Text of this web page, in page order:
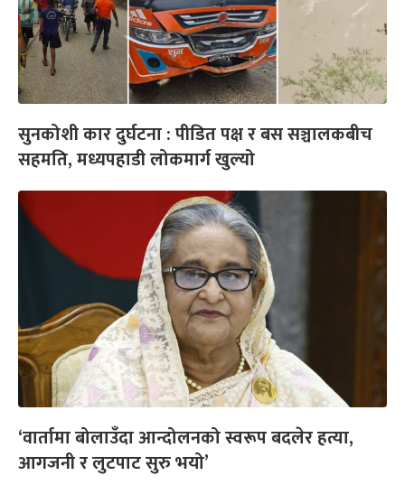
सुनकोशी कार दुर्घटना : पीडित पक्ष र बस सञ्चालकबीच
सहमति, मध्यपहाडी लोकमार्ग खुल्यो
‘वार्तामा बोलाउँदा आन्दोलनको स्वरूप बदलेर हत्या,
आगजनी र लुटपाट सुरु भयो’